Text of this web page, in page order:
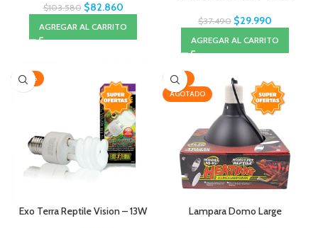
$103.580 $82.860
AGREGAR AL CARRITO
$37.490 $29.990
AGREGAR AL CARRITO
-20%
Exo Terra Reptile Vision – 13W
-10%
AGOTADO
Lampara Domo Large